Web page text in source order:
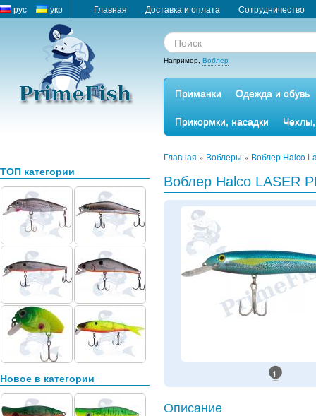
рус укр Главная Доставка и оплата Сотрудничество
Например, Воблер
Приманки
Одежда и обувь
Прикормки, насадки
ТОП категории
Новое в категории
Главная » Воблеры » Воблер Halco
Воблер Halco LASER
1
Описание